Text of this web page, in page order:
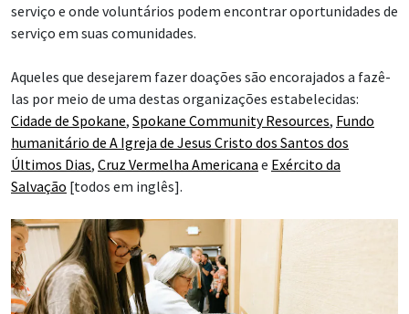
serviço e onde voluntários podem encontrar oportunidades de
serviço em suas comunidades.
Aqueles que desejarem fazer doações são encorajados a fazê-
las por meio de uma destas organizações estabelecidas:
Cidade de Spokane, Spokane Community Resources, Fundo
humanitário de A Igreja de Jesus Cristo dos Santos dos
Últimos Dias, Cruz Vermelha Americana e Exército da
Salvação [todos em inglês].